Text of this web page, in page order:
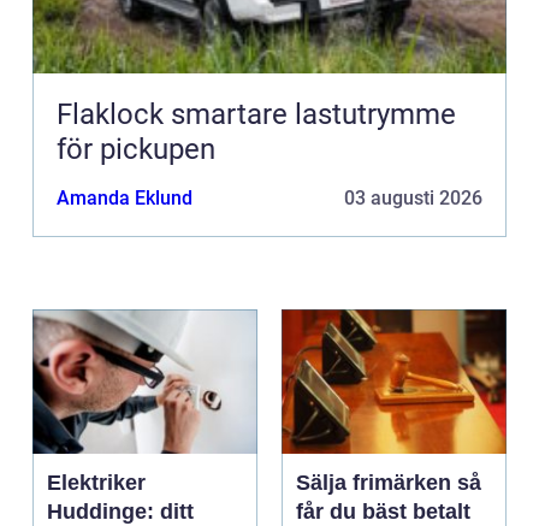
Flaklock smartare lastutrymme
för pickupen
Amanda Eklund 03 augusti 2026
Elektriker
Huddinge: ditt
Sälja frimärken så
får du bäst betalt